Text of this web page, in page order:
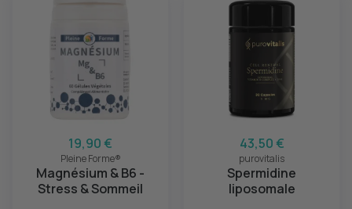
19,90 €
Pleine Forme®
Magnésium & B6 -
Stress & Sommeil
43,50 €
purovitalis
Spermidine
liposomale